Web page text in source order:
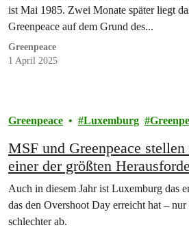
ist Mai 1985. Zwei Monate später liegt
Greenpeace auf dem Grund des...
Greenpeace
1 April 2025
Greenpeace Luxemburg
MSF und Greenpeace
einer der größten
Auch in diesem Jahr ist Luxemburg das
das den Overshoot Day erreicht hat –
schlechter ab.